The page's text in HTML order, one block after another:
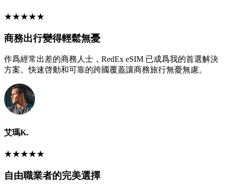
★★★★★
商務出行變得輕鬆無憂
作爲經常出差的商務人士，RedEx eSIM 已成爲我的首選解決
方案。快速啓動和可靠的跨國覆蓋讓商務旅行無憂無慮。
艾瑪K.
★★★★★
自由職業者的完美選擇